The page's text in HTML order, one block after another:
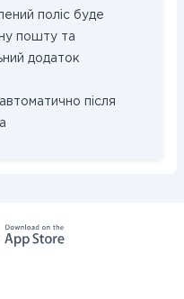
поліс буде
пошту та
додаток
після